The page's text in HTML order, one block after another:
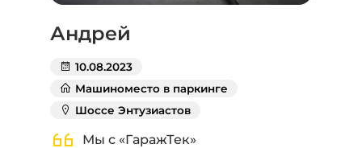
Андрей
10.08.2023
Машиноместо в паркинге
Шоссе Энтузиастов
Мы с «ГаражТек»